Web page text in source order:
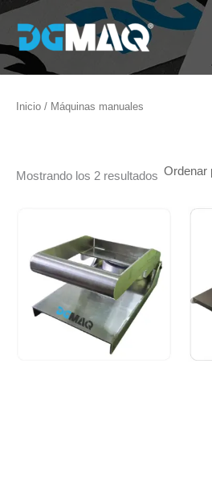
contenido
Inicio / Máquinas manuales
Mostrando los 2 resultados
Ordenado
por
popularidad